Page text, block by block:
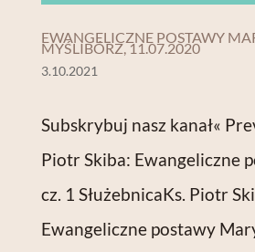
EWANGELICZNE POSTAWY
MYŚLIBÓRZ, 11.07.2020
3.10.2021
Subskrybuj nasz kanał«
Piotr Skiba: Ewangeliczne
cz. 1 SłużebnicaKs. Piotr
Ewangeliczne postawy